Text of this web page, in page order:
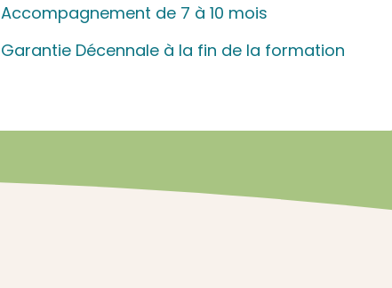
Accompagnement de 7 à 10 mois
Garantie Décennale à la fin de la formation